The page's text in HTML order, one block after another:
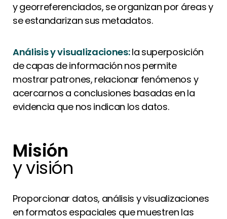
y georreferenciados, se organizan por áreas y
se estandarizan sus metadatos.
Análisis y visualizaciones:la superposición
de capas de información nos permite
mostrar patrones, relacionar fenómenos y
acercarnos a conclusiones basadas en la
evidencia que nos indican los datos.
Misión
y visión
Proporcionar datos, análisis y visualizaciones
en formatos espaciales que muestren las